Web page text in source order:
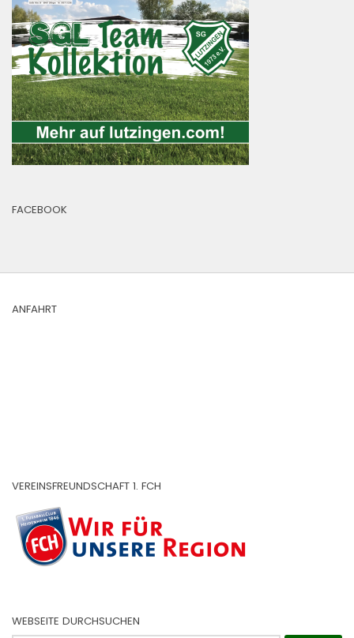
FACEBOOK
ANFAHRT
VEREINSFREUNDSCHAFT 1. FCH
WEBSEITE DURCHSUCHEN